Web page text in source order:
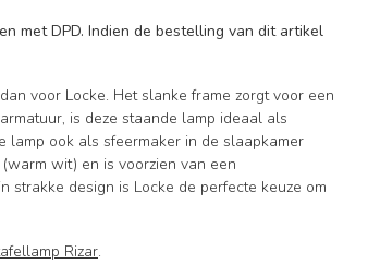
met DPD. Indien de bestelling van dit artikel
voor Locke. Het slanke frame zorgt voor een
is deze staande lamp ideaal als
lamp ook als sfeermaker in de slaapkamer
wit) en is voorzien van een
strakke design is Locke de perfecte keuze om
Rizar.